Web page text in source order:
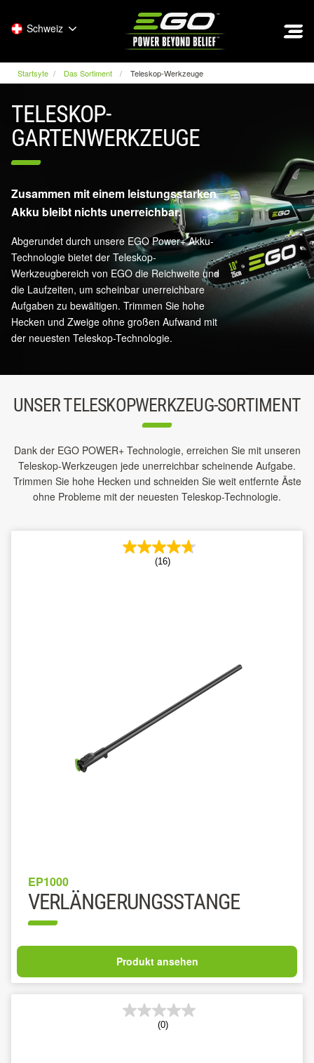
Schweiz
Startsyte Das Sortiment Teleskop-Werkzeuge
TELESKOP-
GARTENWERKZEUGE
Zusammen mit einem leistungsstarken
Akku bleibt nichts unerreichbar.
Abgerundet durch unsere EGO Power+ Akku-
Technologie bietet der Teleskop-
Werkzeugbereich von EGO die Reichweite und
die Laufzeiten, um scheinbar unerreichbare
Aufgaben zu bewältigen. Trimmen Sie hohe
Hecken und Zweige ohne großen Aufwand mit
der neuesten Teleskop-Technologie.
UNSER TELESKOPWERKZEUG-SORTIMENT
Dank der EGO POWER+ Technologie, erreichen Sie mit unseren
Teleskop-Werkzeugen jede unerreichbar scheinende Aufgabe.
Trimmen Sie hohe Hecken und schneiden Sie weit entfernte Äste
ohne Probleme mit der neuesten Teleskop-Technologie.
(16)
EP1000
VERLÄNGERUNGSSTANGE
Produkt ansehen
(0)